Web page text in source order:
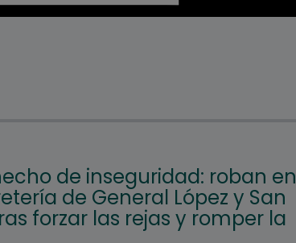
de inseguridad: roban en
de General López y San
forzar las rejas y romper la